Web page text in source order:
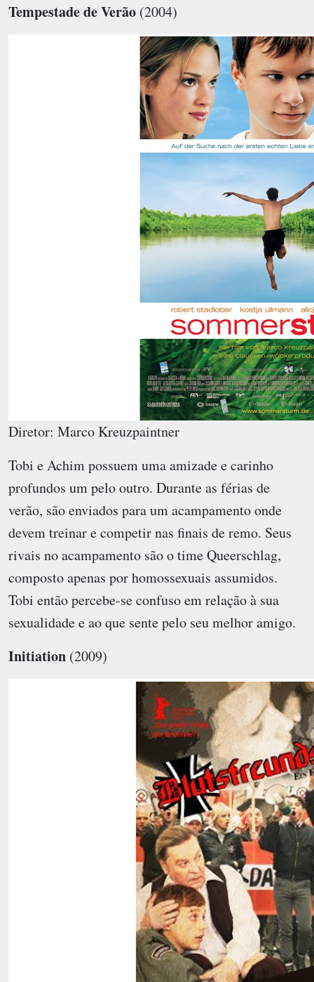
Tempestade de Verão (2004)
Diretor: Marco Kreuzpaintner
Tobi e Achim possuem uma amizade e carinho
profundos um pelo outro. Durante as férias de
verão, são enviados para um acampamento onde
devem treinar e competir nas finais de remo. Seus
rivais no acampamento são o time Queerschlag,
composto apenas por homossexuais assumidos.
Tobi então percebe-se confuso em relação à sua
sexualidade e ao que sente pelo seu melhor amigo.
Initiation (2009)